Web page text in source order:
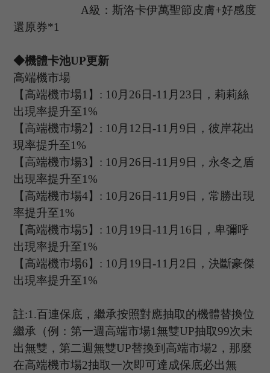
A級：斯洛卡伊萬聖節皮膚+好感度
還原券*1
◆機體卡池UP更新
高端機市場
【高端機市場1 】 : 10 月 26 日-11 月 23 日， 莉莉絲
出現率提升至1%
【高端機市場2 】 : 10 月 12 日-11 月9 日，彼岸花出
現率提升至1%
【高端機市場3】 : 10 月 26 日-11 月9 日，永冬之盾
出現率提升至1%
【高端機市場4】 : 10 月 26 日-11 月9 日，常勝出現
率提升至1%
【高端機市場5】 : 10 月 19 日-11 月 16 日，卑彌呼
出現率提升至1%
【高端機市場6】 : 10 月 19 日-11 月 2 日，決斷豪傑
出現率提升至1%
註:1.百連保底，繼承按照對應抽取的機體替換位
繼承（例：第一週高端市場1 無雙UP抽取99次未
出無雙，第二週無雙UP替換到高端市場2 ，那麼
在高端機市場2抽取一次即可達成保底必出無